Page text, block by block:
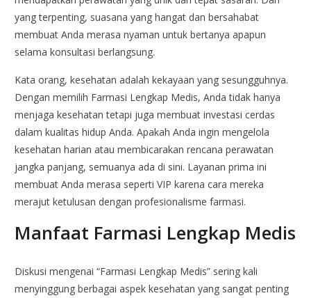
yang terpenting, suasana yang hangat dan bersahabat
membuat Anda merasa nyaman untuk bertanya apapun
selama konsultasi berlangsung.
Kata orang, kesehatan adalah kekayaan yang sesungguhnya.
Dengan memilih Farmasi Lengkap Medis, Anda tidak hanya
menjaga kesehatan tetapi juga membuat investasi cerdas
dalam kualitas hidup Anda. Apakah Anda ingin mengelola
kesehatan harian atau membicarakan rencana perawatan
jangka panjang, semuanya ada di sini. Layanan prima ini
membuat Anda merasa seperti VIP karena cara mereka
merajut ketulusan dengan profesionalisme farmasi.
Manfaat Farmasi Lengkap Medis
Diskusi mengenai “Farmasi Lengkap Medis” sering kali
menyinggung berbagai aspek kesehatan yang sangat penting